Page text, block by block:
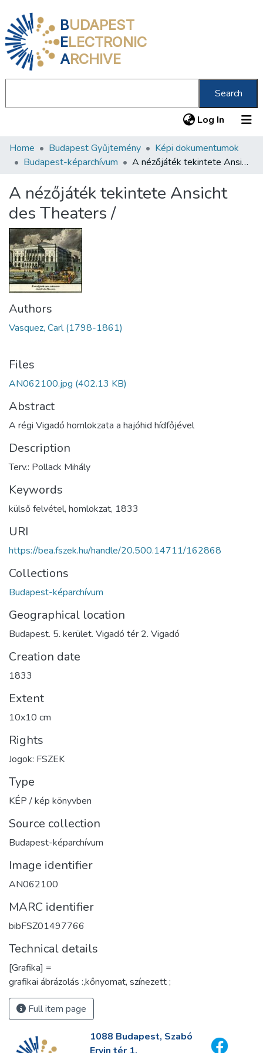
BUDAPEST
ELECTRONIC
ARCHIVE
Search
Log In (current)
Communities & Collections
Statistics
About us
Home Budapest Gyűjtemény
Képi dokumentumok
Budapest-képarchívum
A nézőjáték tekintete Ansicht des Theaters /
A nézőjáték tekintete Ansicht
des Theaters /
Authors
Vasquez, Carl (1798-1861)
Files
AN062100.jpg (402.13 KB)
Abstract
A régi Vigadó homlokzata a hajóhid hídfőjével
Description
Terv.: Pollack Mihály
Keywords
külső felvétel, homlokzat, 1833
URI
https://bea.fszek.hu/handle/20.500.14711/162868
Collections
Budapest-képarchívum
Geographical location
Budapest. 5. kerület. Vigadó tér 2. Vigadó
Creation date
1833
Extent
10x10 cm
Rights
Jogok: FSZEK
Type
KÉP / kép könyvben
Source collection
Budapest-képarchívum
Image identifier
AN062100
MARC identifier
bibFSZ01497766
Technical details
[Grafika] =
grafikai ábrázolás :,kőnyomat, színezett ;
Full item page
1088 Budapest, Szabó